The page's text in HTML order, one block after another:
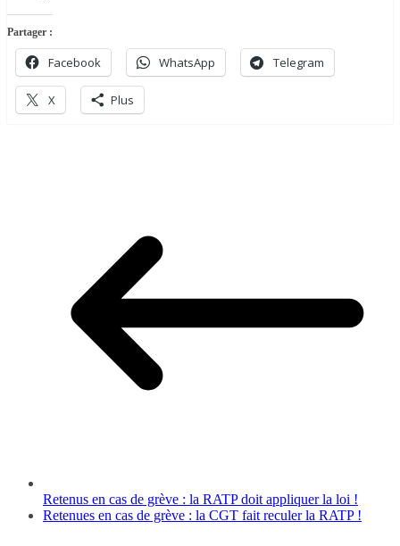
Partager :
Facebook WhatsApp Telegram
X Plus
Retenus en cas de grève : la RATP doit appliquer la loi !
Retenues en cas de grève : la CGT fait reculer la RATP !